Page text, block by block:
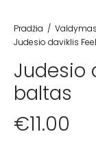
Pradžia / Valdymas
Judesio daviklis
Judesio
baltas
€11.00